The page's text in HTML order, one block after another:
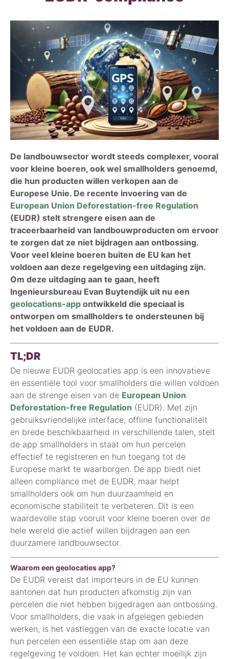
De landbouwsector wordt steeds complexer, vooral
voor kleine boeren, ook wel smallholders genoemd,
die hun producten willen verkopen aan de
Europese Unie. De recente invoering van de
European Union Deforestation-free Regulation
(EUDR) stelt strengere eisen aan de
traceerbaarheid van landbouwproducten om ervoor
te zorgen dat ze niet bijdragen aan ontbossing.
Voor veel kleine boeren buiten de EU kan het
voldoen aan deze regelgeving een uitdaging zijn.
Om deze uitdaging aan te gaan, heeft
Ingenieursbureau Evan Buytendijk uit nu een
geolocations-app ontwikkeld die speciaal is
ontworpen om smallholders te ondersteunen bij
het voldoen aan de EUDR.
TL;DR
De nieuwe EUDR geolocaties app is een innovatieve
en essentiële tool voor smallholders die willen voldoen
aan de strenge eisen van de European Union
Deforestation-free Regulation (EUDR). Met zijn
gebruiksvriendelijke interface, offline functionaliteit
en brede beschikbaarheid in verschillende talen, stelt
de app smallholders in staat om hun percelen
effectief te registreren en hun toegang tot de
Europese markt te waarborgen. De app biedt niet
alleen compliance met de EUDR, maar helpt
smallholders ook om hun duurzaamheid en
economische stabiliteit te verbeteren. Dit is een
waardevolle stap vooruit voor kleine boeren over de
hele wereld die actief willen bijdragen aan een
duurzamere landbouwsector.
Waarom een geolocaties app?
De EUDR vereist dat importeurs in de EU kunnen
aantonen dat hun producten afkomstig zijn van
percelen die niet hebben bijgedragen aan ontbossing.
Voor smallholders, die vaak in afgelegen gebieden
werken, is het vastleggen van de exacte locatie van
hun percelen een essentiële stap om aan deze
regelgeving te voldoen. Het kan echter moeilijk zijn